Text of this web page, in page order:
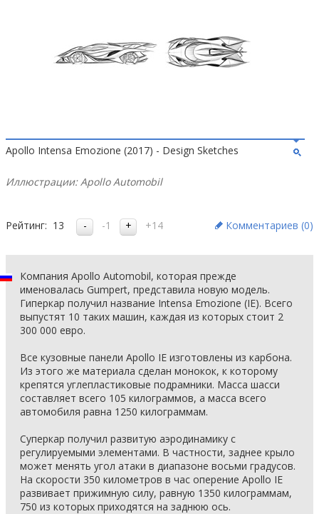
Apollo Intensa Emozione (2017) - Design Sketches
Иллюстрации: Apollo Automobil
Рейтинг: 13 -1 +14 Комментариев (0)
Компания Apollo Automobil, которая прежде
именовалась Gumpert, представила новую модель.
Гиперкар получил название Intensa Emozione (IE). Всего
выпустят 10 таких машин, каждая из которых стоит 2
300 000 евро.
Все кузовные панели Apollo IE изготовлены из карбона.
Из этого же материала сделан монокок, к которому
крепятся углепластиковые подрамники. Масса шасси
составляет всего 105 килограммов, а масса всего
автомобиля равна 1250 килограммам.
Суперкар получил развитую аэродинамику с
регулируемыми элементами. В частности, заднее крыло
может менять угол атаки в диапазоне восьми градусов.
На скорости 350 километров в час оперение Apollo IE
развивает прижимную силу, равную 1350 килограммам,
750 из которых приходятся на заднюю ось.